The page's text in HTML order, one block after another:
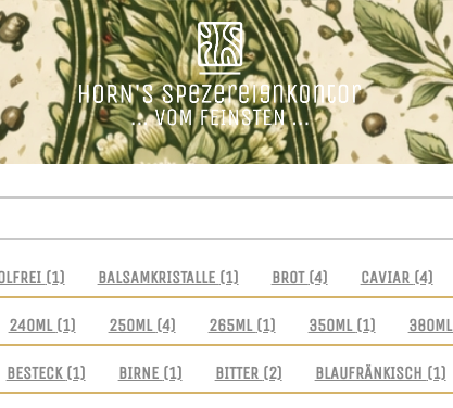
(1) BALSAMKRISTALLE (1) BROT (4) CAVIAR (4)
240ML (1) 250ML (4) 265ML (1) 350ML (1) 380ML
BESTECK (1) BIRNE (1) BITTER (2) BLAUFRÄNKISCH (1)